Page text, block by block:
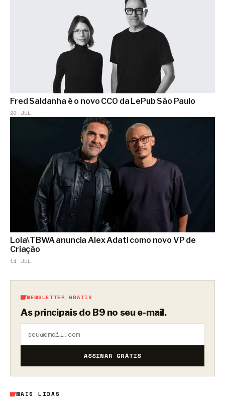
Fred Saldanha é o novo CCO da LePub São Paulo
20 JUL
Lola\TBWA anuncia Alex Adati como novo VP de
Criação
14 JUL
NEWSLETTER GRÁTIS
As principais do B9 no seu e-mail.
ASSINAR GRÁTIS
MAIS LIDAS